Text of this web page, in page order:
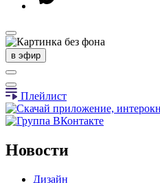
в эфир
Плейлист
Новости
Дизайн